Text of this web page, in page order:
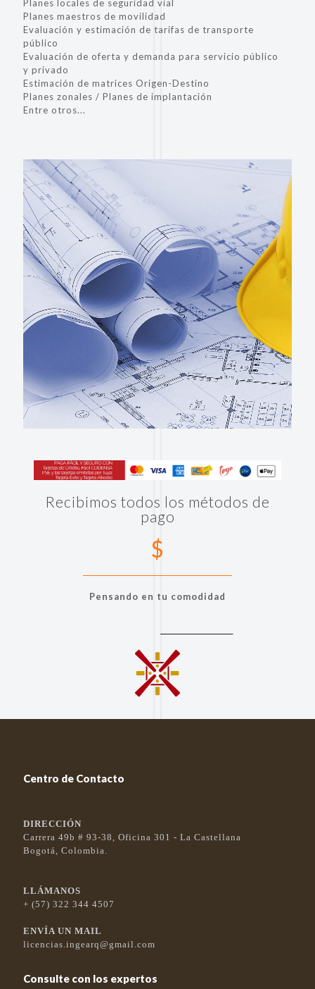
Planes locales de seguridad vial
Planes maestros de movilidad
Evaluación y estimación de tarifas de transporte
público
Evaluación de oferta y demanda para servicio público
y privado
Estimación de matrices Origen-Destino
Planes zonales / Planes de implantación
Entre otros...
Recibimos todos los métodos de
pago
$
Pensando en tu comodidad
Centro de Contacto
DIRECCIÓN
Carrera 49b # 93-38, Oficina 301 - La Castellana
Bogotá, Colombia.
LLÁMANOS
+ (57) 322 344 4507
ENVÍA UN MAIL
licencias.ingearq@gmail.com
Consulte con los expertos